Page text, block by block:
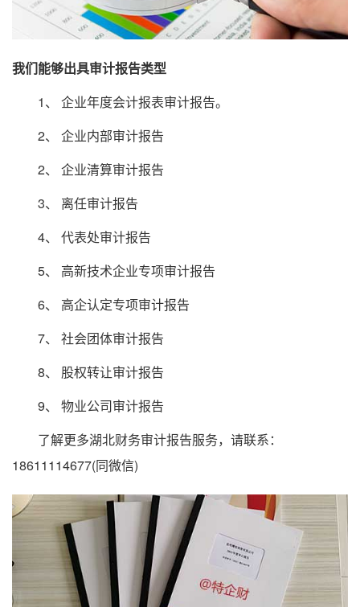
我们能够出具审计报告类型
1、 企业年度会计报表审计报告。
2、 企业内部审计报告
2、 企业清算审计报告
3、 离任审计报告
4、 代表处审计报告
5、 高新技术企业专项审计报告
6、 高企认定专项审计报告
7、 社会团体审计报告
8、 股权转让审计报告
9、 物业公司审计报告
了解更多湖北财务审计报告服务，请联系：
18611114677(同微信)